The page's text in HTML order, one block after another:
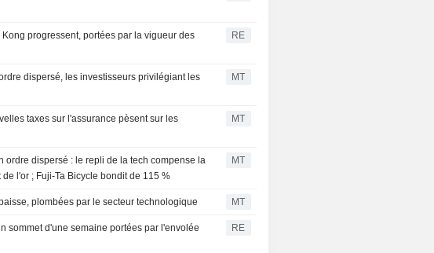
progressent, portées par la vigueur des
RE
dispersé, les investisseurs privilégiant les
MT
taxes sur l'assurance pèsent sur les
MT
ordre dispersé : le repli de la tech compense la
l'or ; Fuji-Ta Bicycle bondit de 115 %
MT
plombées par le secteur technologique MT
sommet d'une semaine portées par l'envolée
RE